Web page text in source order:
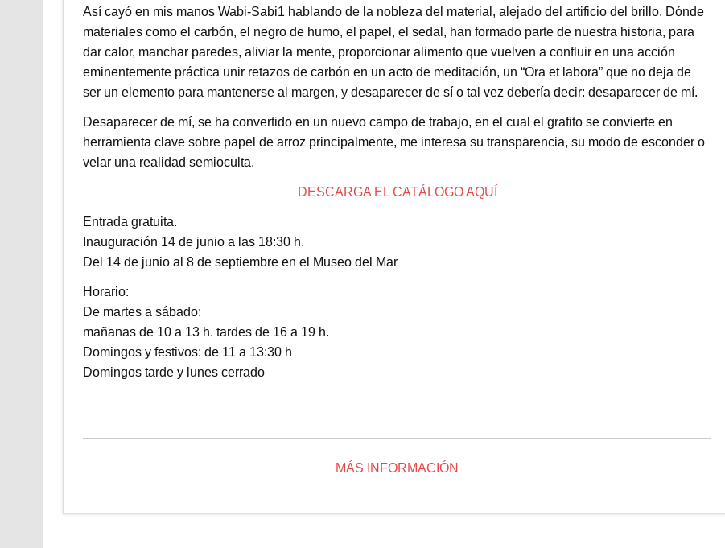
Así cayó en mis manos Wabi-Sabi1 hablando de la nobleza del material, alejado del artificio del brillo. Dónde
materiales como el carbón, el negro de humo, el papel, el sedal, han formado parte de nuestra historia, para
dar calor, manchar paredes, aliviar la mente, proporcionar alimento que vuelven a confluir en una acción
eminentemente práctica unir retazos de carbón en un acto de meditación, un “Ora et labora” que no deja de
ser un elemento para mantenerse al margen, y desaparecer de sí o tal vez debería decir: desaparecer de mí.
Desaparecer de mí, se ha convertido en un nuevo campo de trabajo, en el cual el grafito se convierte en
herramienta clave sobre papel de arroz principalmente, me interesa su transparencia, su modo de esconder o
velar una realidad semioculta.
DESCARGA EL CATÁLOGO AQUÍ
Entrada gratuita.
Inauguración 14 de junio a las 18:30 h.
Del 14 de junio al 8 de septiembre en el Museo del Mar
Horario:
De martes a sábado:
mañanas de 10 a 13 h. tardes de 16 a 19 h.
Domingos y festivos: de 11 a 13:30 h
Domingos tarde y lunes cerrado
MÁS INFORMACIÓN